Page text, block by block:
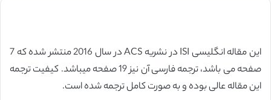
این مقاله انگلیسی ISI در نشریه ACS در سال 2016 منتشر شده که 7
صفحه می باشد، ترجمه فارسی آن نیز 19 صفحه میباشد. کیفیت ترجمه
این مقاله عالی بوده و به صورت کامل ترجمه شده است.